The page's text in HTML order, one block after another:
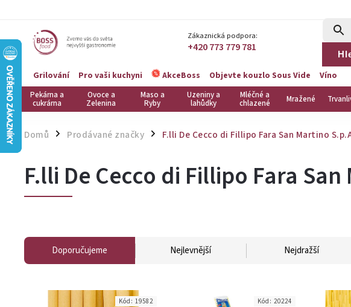
Zákaznická podpora:
+420 773 779 781
Grilování Pro vaši kuchyni AkceBoss Objevte kouzlo Sous Vide Víno
Pekárna a
cukrárna
Ovoce a
Zelenina
Maso a
Ryby
Uzeniny a
lahůdky
Mléčné a
chlazené Mražené
Domů / Prodávané značky / F.lli De Cecco di Fillipo Fara San Martino
F.lli De Cecco di Fillipo Fara
Doporučujeme Nejlevnější Nejdražší
Kód: 19582 Kód: 20224